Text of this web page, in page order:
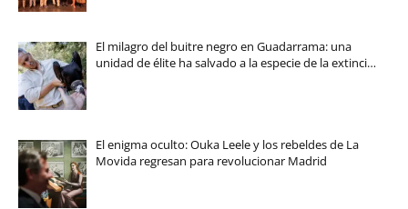
El milagro del buitre negro en Guadarrama: una
unidad de élite ha salvado a la especie de la extinci…
El enigma oculto: Ouka Leele y los rebeldes de La
Movida regresan para revolucionar Madrid